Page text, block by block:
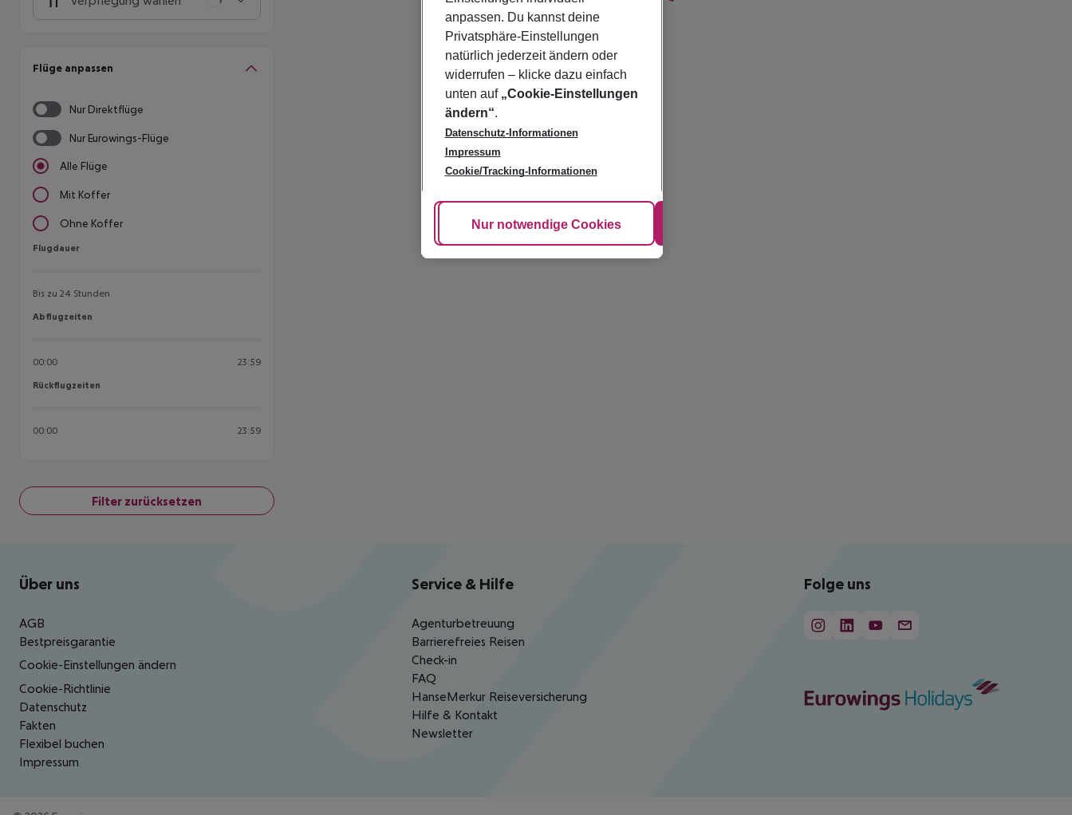
Flüge anpassen
Nur Direktflüge
Nur Eurowings-Flüge
Alle Flüge
Mit Koffer
Ohne Koffer
Flugdauer
Flugdauer
Bis zu 24 Stunden
Abflugzeiten
Abflugzeiten
00:00 23:59
Rückflugzeiten
Rückflugzeiten
00:00 23:59
Filter zurücksetzen
Footer navigation
Über uns
AGB
Bestpreisgarantie
Cookie-Einstellungen ändern
Cookie-Richtlinie
Datenschutz
Fakten
Flexibel buchen
Impressum
Service & Hilfe
Agenturbetreuung
Barrierefreies Reisen
Check-in
FAQ
HanseMerkur Reiseversicherung
Hilfe & Kontakt
Newsletter
Folge uns
anpassen. Du kannst deine
Privatsphäre-Einstellungen
natürlich jederzeit ändern oder
widerrufen – klicke dazu einfach
unten auf „Cookie-Einstellungen
ändern“.
Datenschutz-Informationen
Impressum
Cookie/Tracking-Informationen
Cookie anpassen
Nur notwendige Cookies